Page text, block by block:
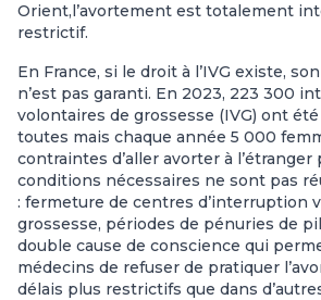
Orient,l’avortement est totalement
restrictif.
En France, si le droit à l’IVG existe,
n’est pas garanti. En 2023, 223 300
volontaires de grossesse (IVG) ont
toutes mais chaque année 5 000
contraintes d’aller avorter à l’étranger
conditions nécessaires ne sont pas
: fermeture de centres d’interruption
grossesse, périodes de pénuries de
double cause de conscience qui
médecins de refuser de pratiquer
délais plus restrictifs que dans